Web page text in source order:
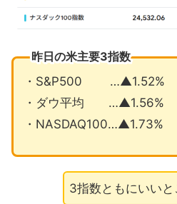
まとめ
昨日の米主要3指数
・S&P500 …▲1.52%
・ダウ平均 …▲1.56%
・NASDAQ100…▲1.73%
3指数ともにいいと